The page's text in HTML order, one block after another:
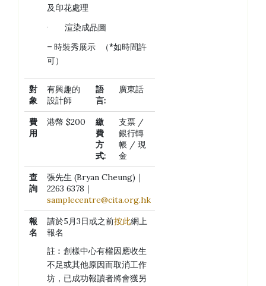
及印花處理
· 渲染成品圖
– 時裝秀展示 （*如時間許
可）
對
象
有興趣的
設計師
語
言:
廣東話
費
用
港幣 $200
繳
費
方
式:
支票 /
銀行轉
帳 / 現
金
查
詢
張先生 (Bryan Cheung)｜
2263 6378｜
samplecentre@cita.org.hk
報
名
請於5月3日或之前按此網上
報名
註︰創樣中心有權因應收生
不足或其他原因而取消工作
坊，已成功報讀者將會獲另